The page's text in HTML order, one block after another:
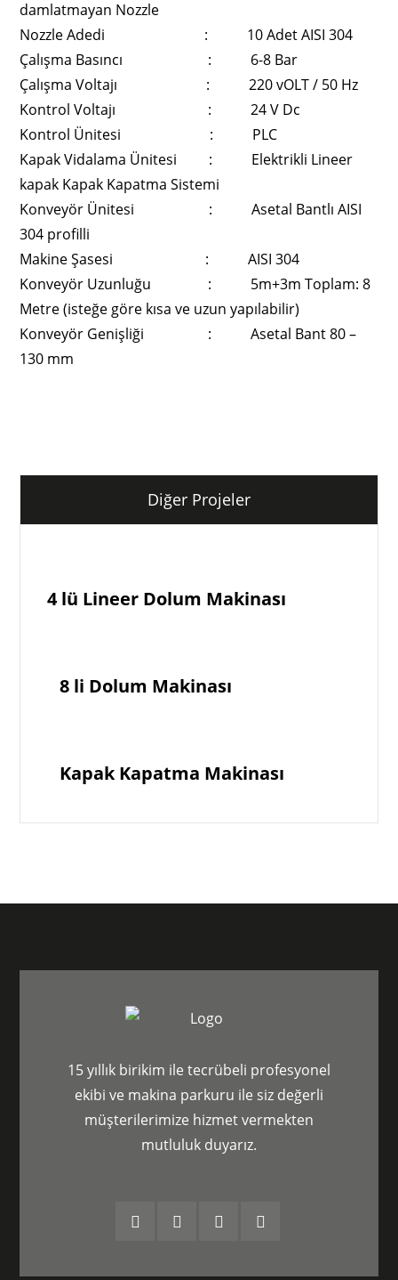
damlatmayan Nozzle
Nozzle Adedi : 10 Adet AISI 304
Çalışma Basıncı : 6-8 Bar
Çalışma Voltajı : 220 vOLT / 50 Hz
Kontrol Voltajı : 24 V Dc
Kontrol Ünitesi : PLC
Kapak Vidalama Ünitesi : Elektrikli Lineer
kapak Kapak Kapatma Sistemi
Konveyör Ünitesi : Asetal Bantlı AISI
304 profilli
Makine Şasesi : AISI 304
Konveyör Uzunluğu : 5m+3m Toplam: 8
Metre (isteğe göre kısa ve uzun yapılabilir)
Konveyör Genişliği : Asetal Bant 80 –
130 mm
Diğer Projeler
4 lü Lineer Dolum Makinası
8 li Dolum Makinası
Kapak Kapatma Makinası
15 yıllık birikim ile tecrübeli profesyonel
ekibi ve makina parkuru ile siz değerli
müşterilerimize hizmet vermekten
mutluluk duyarız.